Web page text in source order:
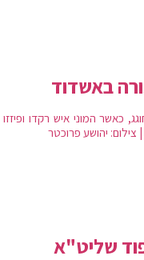
באשדוד
כאשר המוני איש רקדו ופיזזו
יהושע פרוכטר
שליט"א